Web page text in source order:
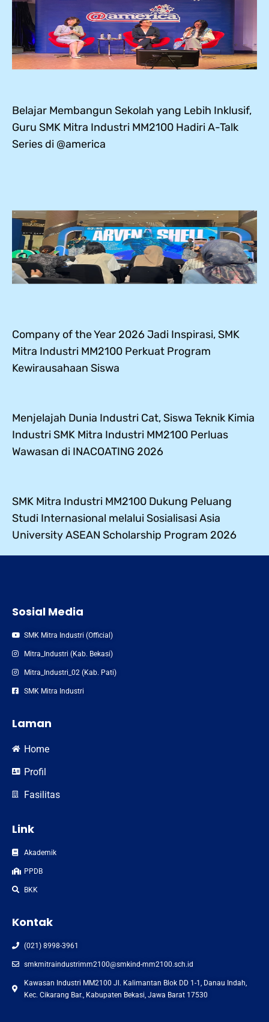
Belajar Membangun Sekolah yang Lebih Inklusif,
Guru SMK Mitra Industri MM2100 Hadiri A-Talk
Series di @america
Company of the Year 2026 Jadi Inspirasi, SMK
Mitra Industri MM2100 Perkuat Program
Kewirausahaan Siswa
Menjelajah Dunia Industri Cat, Siswa Teknik Kimia
Industri SMK Mitra Industri MM2100 Perluas
Wawasan di INACOATING 2026
SMK Mitra Industri MM2100 Dukung Peluang
Studi Internasional melalui Sosialisasi Asia
University ASEAN Scholarship Program 2026
Sosial Media
SMK Mitra Industri (Official)
Mitra_Industri (Kab. Bekasi)
Mitra_Industri_02 (Kab. Pati)
SMK Mitra Industri
Laman
Home
Profil
Fasilitas
Link
Akademik
PPDB
BKK
Kontak
(021) 8998-3961
smkmitraindustrimm2100@smkind-mm2100.sch.id
Kawasan Industri MM2100 Jl. Kalimantan Blok DD 1-1, Danau Indah,
Kec. Cikarang Bar., Kabupaten Bekasi, Jawa Barat 17530